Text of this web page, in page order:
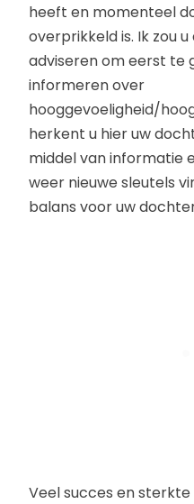
heeft en momenteel
overprikkeld is. Ik zou
adviseren om eerst te
informeren over
hooggevoeligheid/
herkent u hier uw
middel van informatie
weer nieuwe sleutels
balans voor uw
Veel succes en sterkte